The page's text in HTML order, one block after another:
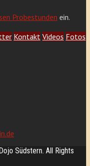
Probestunden ein.
Kontakt Videos Fotos
Südstern. All Rights